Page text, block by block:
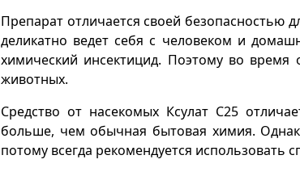
Препарат отличается своей безопасностью
деликатно ведет себя с человеком и
химический инсектицид. Поэтому во
животных.
Средство от насекомых Ксулат С25
больше, чем обычная бытовая химия.
потому всегда рекомендуется